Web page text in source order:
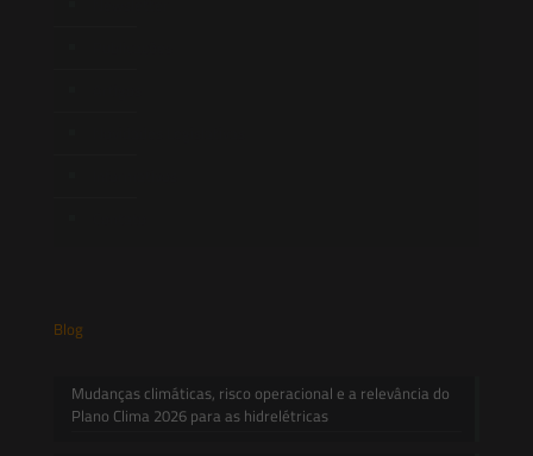
Blog
Mudanças climáticas, risco operacional e a relevância do
Plano Clima 2026 para as hidrelétricas